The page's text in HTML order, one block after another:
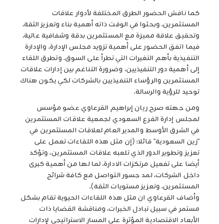
كما ناقش الحضور الطرق المختلفة لأدوار علاقات
المستثمرين، وبحثوا في الوقت ذاته أهمية بناء وتعزيز الثقة،
وتحقيق علاقة مميزة مع المستثمرين بدقة وشفافية عالية،
فيما اتفق الحضور على أهمية تزويد مجلس الإدارة، والإدارة
التنفيذية بأهم التغيرات التي تطرأ على السوق. وتطرق اللقاء
إلى أهمية دور التنفيذيين، وضرورة التناغم بين إدارات علاقات
المستثمرين والرؤساء التنفيذيين بالشركات لكي يكون هناك
توحيد للرؤية والرسالة.
ومن جهته صرح ريان إبراهيم القرعاوي عضو مؤسس
لمجلس إدارة الفرع السعودي لجمعية علاقات المستثمرين
في الشرق الأوسط والمدير العام لعلاقات المستثمرين في
"زين السعودية" قائلا: (إن مثل هذه اللقاءات تعمل على
تعزيز وتطوير الدور الذي تلعبه علاقات المستثمرين، وتؤكد
أيضا على تفعيل مرتكزات الادارة، لما لها من أهمية كبرى
داخل الشركات، لمد جسور التواصل مع كافة شرائح
المستثمرين، وتعزيز مستويات الثقة).
وأضاف القرعاوي ان مثل هذه اللقاءات الحيوية تقام بشكل
مستمر في سبيل تبادل الخبرات، ومناقشة القضايا ذات
الأبعاد الاقتصادية المؤثرة على المسار الاستراتيجي لإدارات